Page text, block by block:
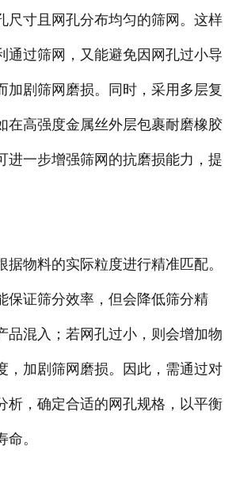
尺寸且网孔分布均匀的筛网。这样
通过筛网，又能避免因网孔过小导
加剧筛网磨损。同时，采用多层复
在高强度金属丝外层包裹耐磨橡胶
进一步增强筛网的抗磨损能力，提
物料的实际粒度进行精准匹配。
保证筛分效率，但会降低筛分精
品混入；若网孔过小，则会增加物
，加剧筛网磨损。因此，需通过对
析，确定合适的网孔规格，以平衡
。